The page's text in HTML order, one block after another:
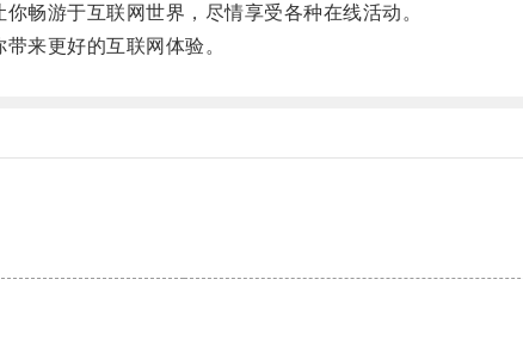
游于互联网世界，尽情享受各种在线活动。
来更好的互联网体验。